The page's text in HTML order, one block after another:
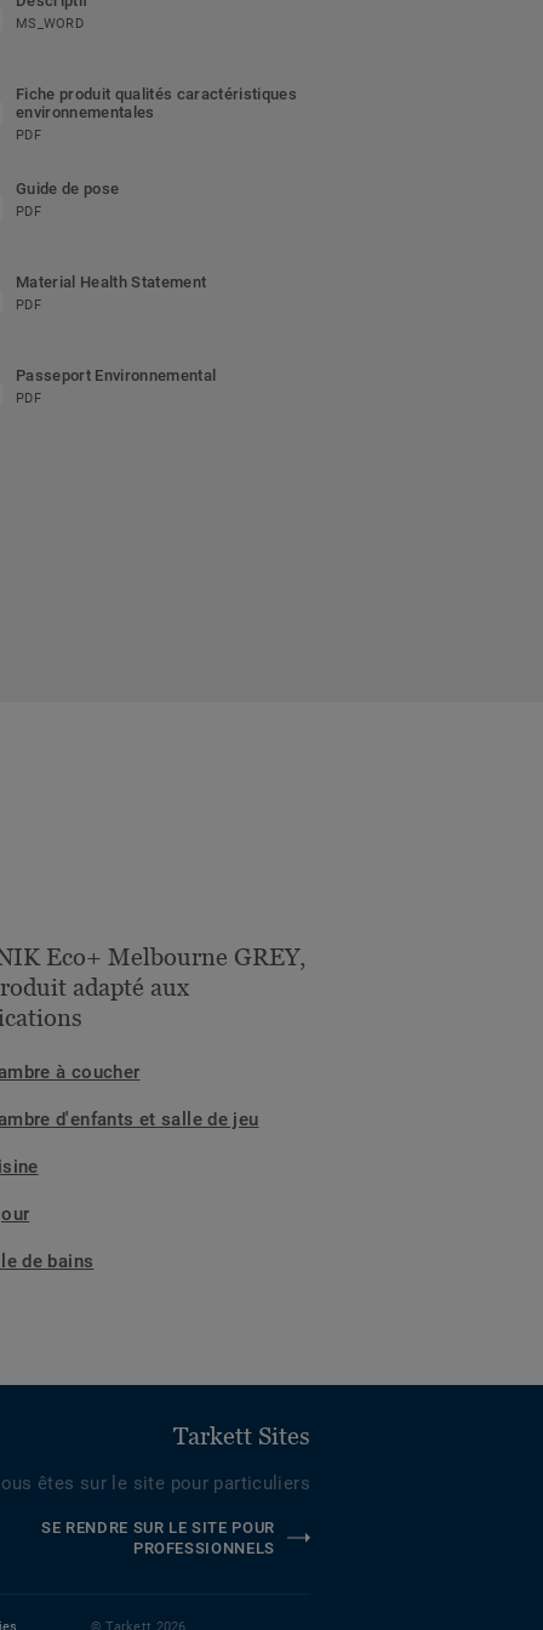
MS_WORD
Fiche produit qualités caractéristiques
environnementales
PDF
Guide de pose
PDF
Material Health Statement
PDF
Passeport Environnemental
PDF
Eco+ Melbourne GREY,
adapté aux
à coucher
d'enfants et salle de jeu
de bains
Tarkett Sites
êtes sur le site pour particuliers
SE RENDRE SUR LE SITE POUR
PROFESSIONNELS